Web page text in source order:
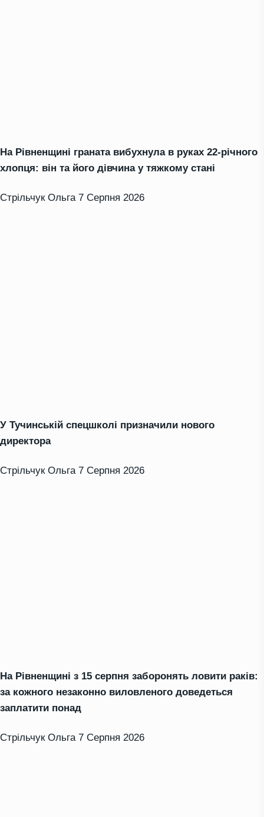
На Рівненщині граната вибухнула в руках 22-річного
хлопця: він та його дівчина у тяжкому стані
Стрільчук Ольга 7 Серпня 2026
У Тучинській спецшколі призначили нового
директора
Стрільчук Ольга 7 Серпня 2026
На Рівненщині з 15 серпня заборонять ловити раків:
за кожного незаконно виловленого доведеться
заплатити понад
Стрільчук Ольга 7 Серпня 2026